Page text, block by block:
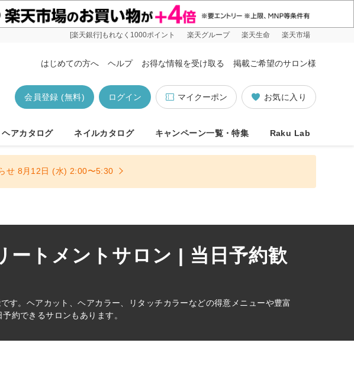
[楽天銀行]もれなく1000ポイント 楽天グループ 楽天生命 楽天市場
はじめての方へ ヘルプ お得な情報を受け取る 掲載ご希望のサロン様
お気に入り
マイクーポン
ログイン
会員登録 (無料)
ヘアカタログ ネイルカタログ キャンペーン一覧・特集 Raku Lab
せ 8月12日 (水) 2:00〜5:30
ートメントサロン | 当日予約歓
す。ヘアカット、ヘアカラー、リタッチカラーなどの得意メニューや豊富
約できるサロンもあります。